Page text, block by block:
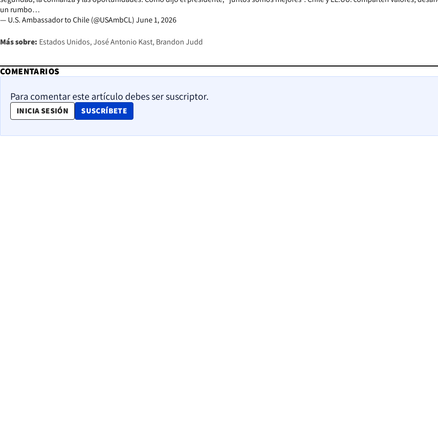
un rumbo…
— U.S. Ambassador to Chile (@USAmbCL)June 1, 2026
Más sobre: Estados Unidos José Antonio Kast Brandon Judd
COMENTARIOS
Para comentar este artículo debes ser suscriptor.
INICIA SESIÓN SUSCRÍBETE
OPENS IN NEW WINDOW